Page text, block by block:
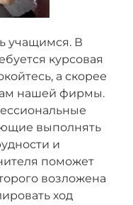
учащимся. В
курсовая
а скорее
нашей фирмы.
выполнять
и
поможет
возложена
ход